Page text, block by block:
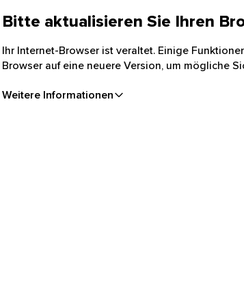
Bitte aktualisieren Sie Ihren
Ihr Internet-Browser ist veraltet. Einige
Browser auf eine neuere Version, um mögliche
Weitere Informationen